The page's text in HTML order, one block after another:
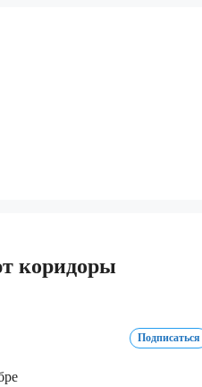
коридоры
Подписаться